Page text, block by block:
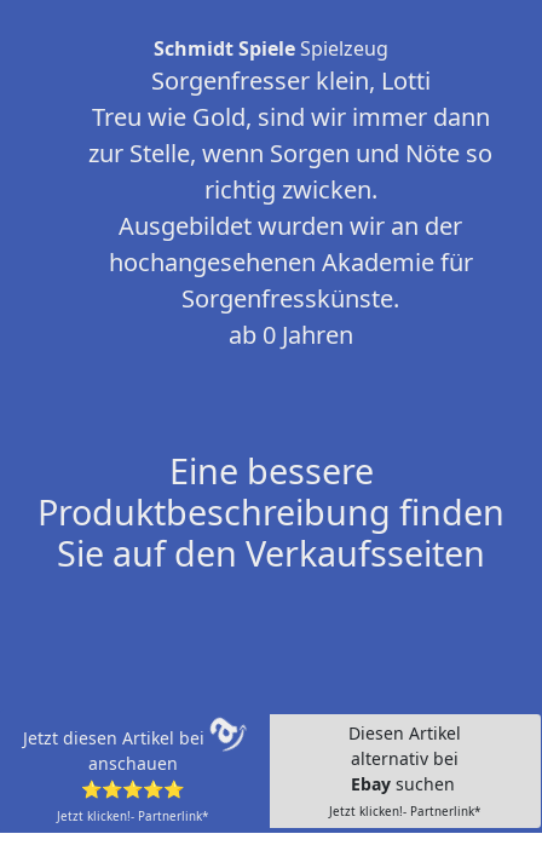
Schmidt SpieleSpielzeug
Sorgenfresser klein, Lotti
Treu wie Gold, sind wir immer dann
zur Stelle, wenn Sorgen und Nöte so
richtig zwicken.
Ausgebildet wurden wir an der
hochangesehenen Akademie für
Sorgenfresskünste.
ab 0 Jahren
Eine bessere
Produktbeschreibung finden
Sie auf den Verkaufsseiten
Jetzt diesen Artikel bei
anschauen
⭐⭐⭐⭐⭐
Jetzt klicken!- Partnerlink*
Diesen Artikel
alternativ bei
Ebay suchen
Jetzt klicken!- Partnerlink*